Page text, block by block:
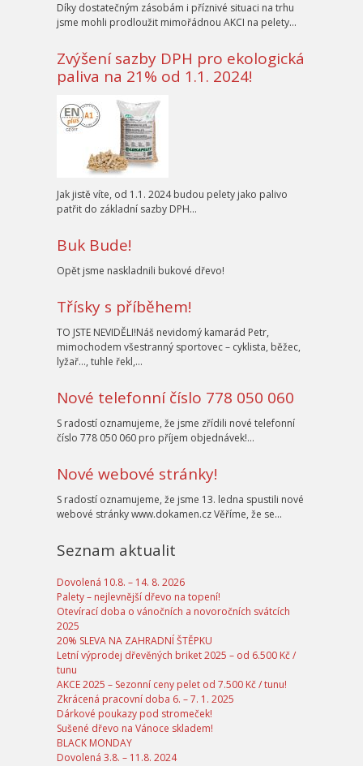
Díky dostatečným zásobám i příznivé situaci na trhu
jsme mohli prodloužit mimořádnou AKCI na pelety…
Zvýšení sazby DPH pro ekologická
paliva na 21% od 1.1. 2024!
Jak jistě víte, od 1.1. 2024 budou pelety jako palivo
patřit do základní sazby DPH…
Buk Bude!
Opět jsme naskladnili bukové dřevo!
Třísky s příběhem!
TO JSTE NEVIDĚLI!Náš nevidomý kamarád Petr,
mimochodem všestranný sportovec – cyklista, běžec,
lyžař…, tuhle řekl,…
Nové telefonní číslo 778 050 060
S radostí oznamujeme, že jsme zřídili nové telefonní
číslo 778 050 060 pro příjem objednávek!…
Nové webové stránky!
S radostí oznamujeme, že jsme 13. ledna spustili nové
webové stránky www.dokamen.cz Věříme, že se…
Seznam aktualit
Dovolená 10.8. – 14. 8. 2026
Palety – nejlevnější dřevo na topení!
Otevírací doba o vánočních a novoročních svátcích
2025
20% SLEVA NA ZAHRADNÍ ŠTĚPKU
Letní výprodej dřevěných briket 2025 – od 6.500 Kč /
tunu
AKCE 2025 – Sezonní ceny pelet od 7.500 Kč / tunu!
Zkrácená pracovní doba 6. – 7. 1. 2025
Dárkové poukazy pod stromeček!
Sušené dřevo na Vánoce skladem!
BLACK MONDAY
Dovolená 3.8. – 11.8. 2024